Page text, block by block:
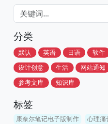
分类
默认 英语 日语 软件
设计创意
生活 网站通知
参考文库
知识库
标签
康奈尔笔记电子版制作
心理痛